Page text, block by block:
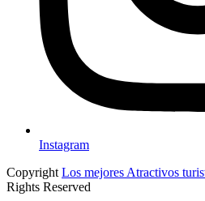
Instagram
Copyright Los mejores Atractivos
Rights Reserved